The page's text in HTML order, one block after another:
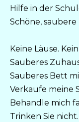
Hilfe in der
Schöne,
Keine Läuse.
Sauberes
Sauberes Bett
Verkaufe meine
Behandle mich
Trinken Sie nicht.